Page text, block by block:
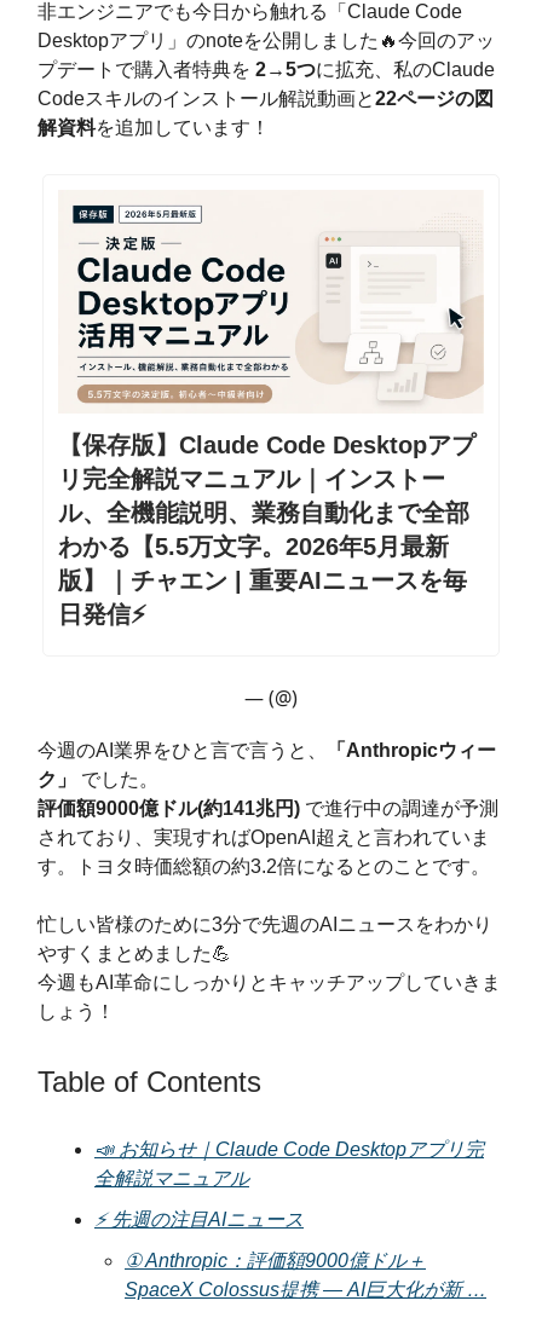
非エンジニアでも今日から触れる「Claude Code
Desktopアプリ」のnoteを公開しました🔥今回のアッ
プデートで購入者特典を 2→5つに拡充、私のClaude
Codeスキルのインストール解説動画と22ページの図
解資料を追加しています！
【保存版】Claude Code Desktopアプ
リ完全解説マニュアル｜インストー
ル、全機能説明、業務自動化まで全部
わかる【5.5万文字。2026年5月最新
版】｜チャエン | 重要AIニュースを毎
日発信⚡️
— (@)
今週のAI業界をひと言で言うと、
「Anthropicウィー
ク」
でした。
評価額9000億ドル(約141兆円) で進行中の調達が予測
されており、実現すればOpenAI超えと言われていま
す。トヨタ時価総額の約3.2倍になるとのことです。
忙しい皆様のために3分で先週のAIニュースをわかり
やすくまとめました💪
今週もAI革命にしっかりとキャッチアップしていきま
しょう！
Table of Contents
📣 お知らせ｜Claude Code Desktopアプリ完
全解説マニュアル
⚡️ 先週の注目AIニュース
① Anthropic：評価額9000億ドル＋
SpaceX Colossus提携 — AI巨大化が新 …